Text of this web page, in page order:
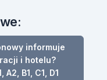
informuje
i hotelu?
A2, B1, C1, D1